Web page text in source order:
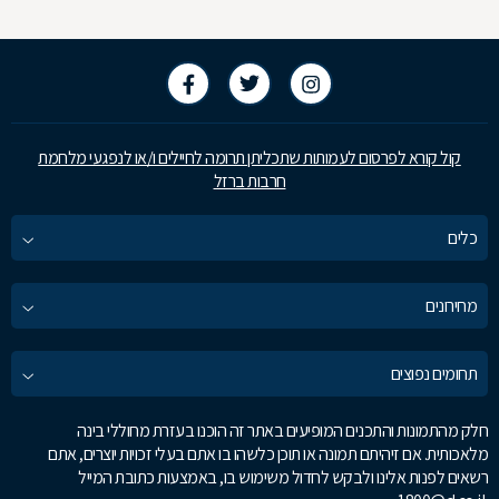
קול קורא לפרסום לעמותות שתכליתן תרומה לחיילים ו/או לנפגעי מלחמת
חרבות ברזל
כלים
מחירונים
תחומים נפוצים
חלק מהתמונות והתכנים המופיעים באתר זה הוכנו בעזרת מחוללי בינה
מלאכותית. אם זיהיתם תמונה או תוכן כלשהו בו אתם בעלי זכויות יוצרים, אתם
רשאים לפנות אלינו ולבקש לחדול משימוש בו, באמצעות כתובת המייל